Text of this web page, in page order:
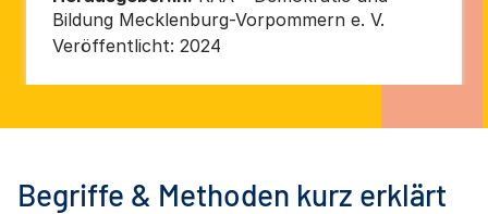
Bildung Mecklenburg-Vorpommern e. V.
Veröffentlicht: 2024
Begriffe & Methoden kurz erklärt